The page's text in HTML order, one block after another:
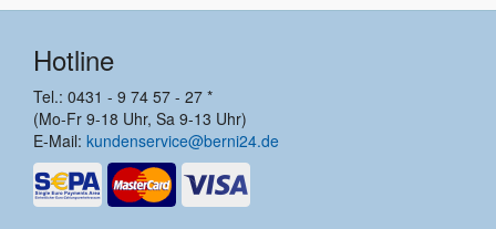
Hotline
Tel.: 0431 - 9 74 57 - 27 *
(Mo-Fr 9-18 Uhr, Sa 9-13 Uhr)
E-Mail: kundenservice@berni24.de